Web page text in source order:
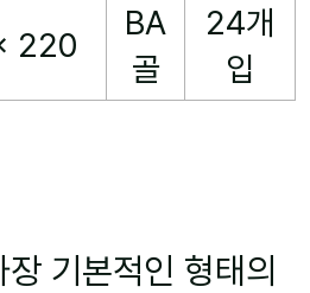
220
BA
골
24개
입
기본적인 형태의